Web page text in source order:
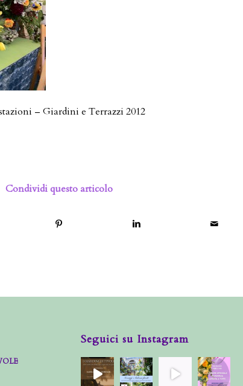
– Giardini e Terrazzi 2012
Condividi questo articolo
Seguici su Instagram